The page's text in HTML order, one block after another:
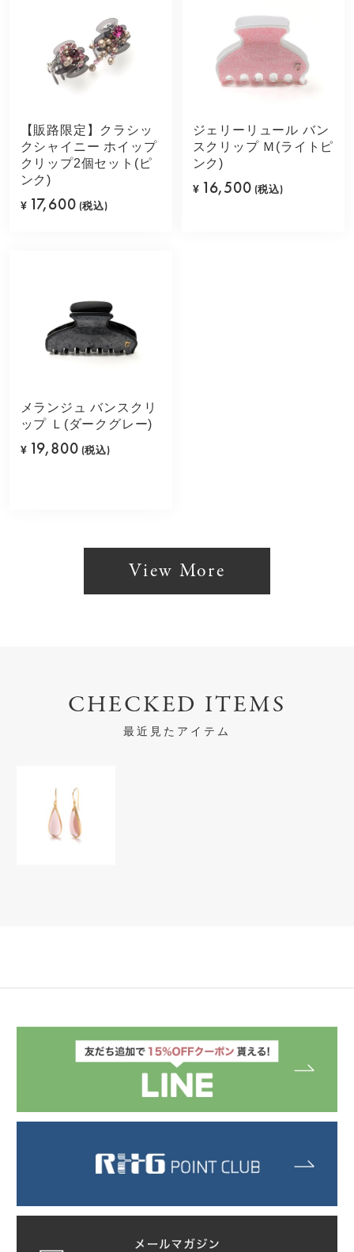
【販路限定】クラシッ
クシャイニー ホイップ
クリップ2個セット(ピ
ンク)
¥ 17,600 (税込)
ジェリーリュール バン
スクリップ Ｍ(ライトピ
ンク)
¥ 16,500 (税込)
メランジュ バンスクリ
ップ Ｌ(ダークグレー)
¥ 19,800 (税込)
View More
CHECKED ITEMS
最近見たアイテム